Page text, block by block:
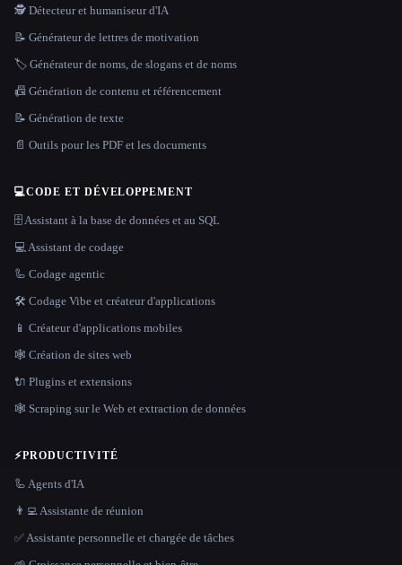
🕵️ Détecteur et humaniseur d'IA
📝 Générateur de lettres de motivation
🏷️ Générateur de noms, de slogans et de noms
📠 Génération de contenu et référencement
📝 Génération de texte
📄 Outils pour les PDF et les documents
💻CODE ET DÉVELOPPEMENT
🗄️ Assistant à la base de données et au SQL
💻 Assistant de codage
🦾 Codage agentic
🛠️ Codage Vibe et créateur d'applications
📱 Créateur d'applications mobiles
🕸 Création de sites web
🔌 Plugins et extensions
🕸️ Scraping sur le Web et extraction de données
⚡PRODUCTIVITÉ
🦾 Agents d'IA
👨‍💻 Assistante de réunion
✅ Assistante personnelle et chargée de tâches